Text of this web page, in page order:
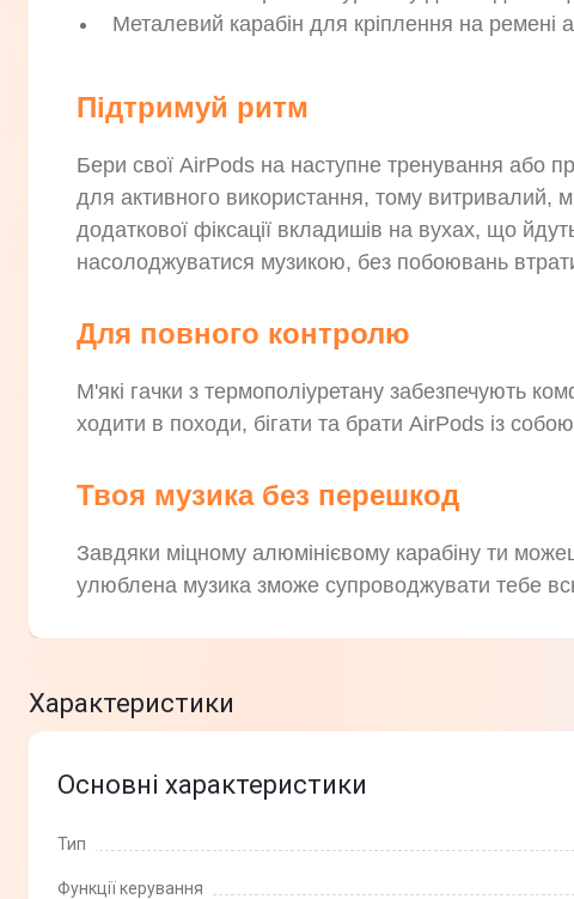
Металевий карабін для кріплення на ремені
Підтримуй ритм
Бери свої AirPods на наступне тренування або
для активного використання, тому витривалий,
додаткової фіксації вкладишів на вухах, що
насолоджуватися музикою, без побоювань
Для повного контролю
М'які гачки з термополіуретану забезпечують
ходити в походи, бігати та брати AirPods із
Твоя музика без перешкод
Завдяки міцному алюмінієвому карабіну ти
улюблена музика зможе супроводжувати тебе
Характеристики
Основні характеристики
Тип
Функції керування